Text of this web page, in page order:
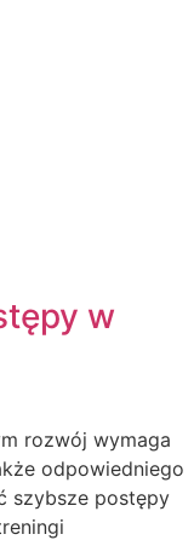
w
rozwój wymaga
odpowiedniego
szybsze postępy